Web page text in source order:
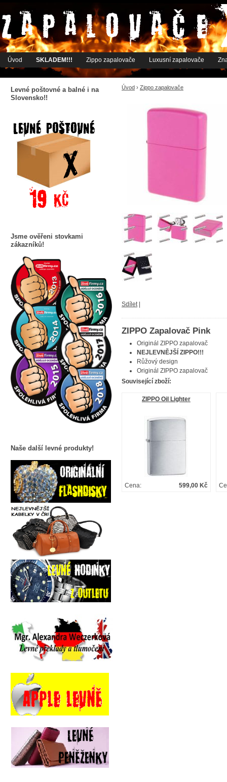
Úvod SKLADEM!!! Zippo zapalovače Luxusní zapalovače
Úvod › Zippo zapalovače
Sdílet
ZIPPO Zapalovač Pink
Originál ZIPPO zapalovač
NEJLEVNĚJŠÍ ZIPPO!!!
Růžový design
Originál ZIPPO zapalovač
Související zboží:
ZIPPO Oil Lighter
599,00 Kč
Cena:
Levné poštovné a balné i na
Slovensko!!
Jsme ověřeni stovkami
zákazníků!
Naše další levné produkty!